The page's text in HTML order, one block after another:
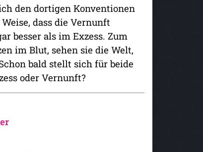
den dortigen Konventionen
dass die Vernunft
besser als im Exzess. Zum
im Blut, sehen sie die Welt,
bald stellt sich für beide
oder Vernunft?